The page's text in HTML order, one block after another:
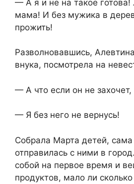
— А я и не на такое
мама! И без мужика в
прожить!
Разволновавшись,
внука, посмотрела на
— А что если он не
— Я без него не вернусь!
Собрала Марта детей,
отправилась с ними в
собой на первое время и
продуктов, мало ли